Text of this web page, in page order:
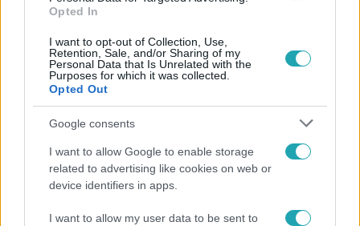
Opted In
I want to opt-out of Collection, Use,
Retention, Sale, and/or Sharing of my
Personal Data that Is Unrelated with the
Purposes for which it was collected.
Opted Out
Google consents
I want to allow Google to enable storage
related to advertising like cookies on web or
device identifiers in apps.
I want to allow my user data to be sent to
Megválasztották Európa legszebb épületét –